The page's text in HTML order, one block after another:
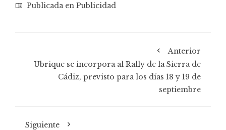
Publicada en Publicidad
Anterior
Ubrique se incorpora al Rally de la Sierra de
Cádiz, previsto para los días 18 y 19 de
septiembre
Siguiente